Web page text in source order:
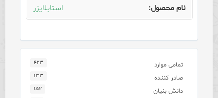
استابلایزر
تمامی موارد ۴۲۳
صادر کننده ۱۳۳
دانش بنیان ۱۵۲